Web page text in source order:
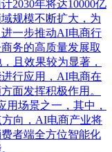
2030年将达10000亿
规模不断扩大，为
一步推动AI电商行
务的高质量发展取
且效果较为显著，
行应用，AI电商在
面发挥积极作用。
场景之一，其中，
向，AI电商产业将
者端全方位智能化